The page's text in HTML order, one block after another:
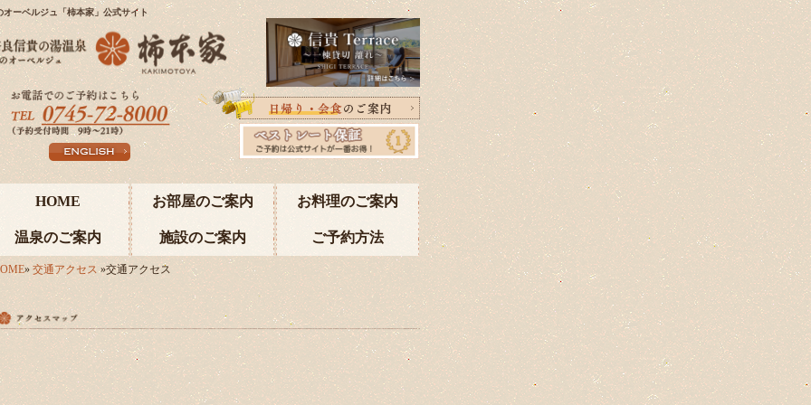
オーベルジュ「柿本家」公式サイト
HOME お部屋のご案内 お料理のご案内
温泉のご案内 施設のご案内 ご予約方法
アクセス
»交通アクセス»交通アクセス